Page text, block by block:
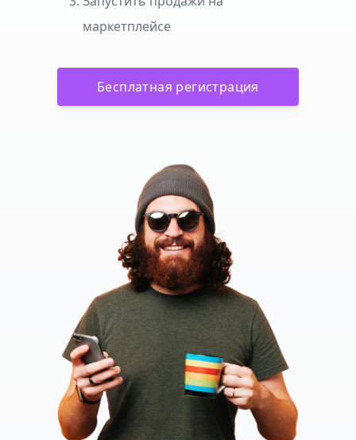
маркетплейсе
Бесплатная регистрация